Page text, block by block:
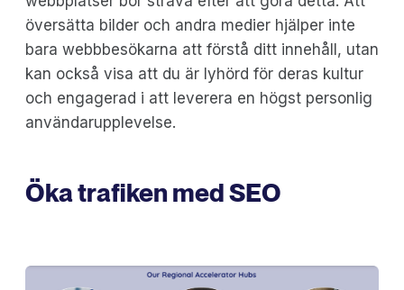
översätta bilder och andra medier hjälper inte
bara webbbesökarna att förstå ditt innehåll, utan
kan också visa att du är lyhörd för deras kultur
och engagerad i att leverera en högst personlig
användarupplevelse.
Öka trafiken med SEO